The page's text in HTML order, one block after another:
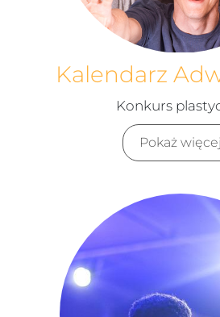
Kalendarz
Konkurs
Pokaż więcej